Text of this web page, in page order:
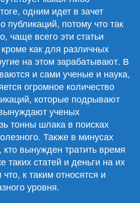
одним идет в зачет
публикаций, потому что так
чаще всего эти статьи
как для различных
на этом зарабатывают. В
и сами ученые и наука,
огромное количество
которые подрывают
ученых
тонны шлака в поисках
Также в минусах
вынужден тратить время
таких статей и деньги на их
к таким относятся и
уровня.